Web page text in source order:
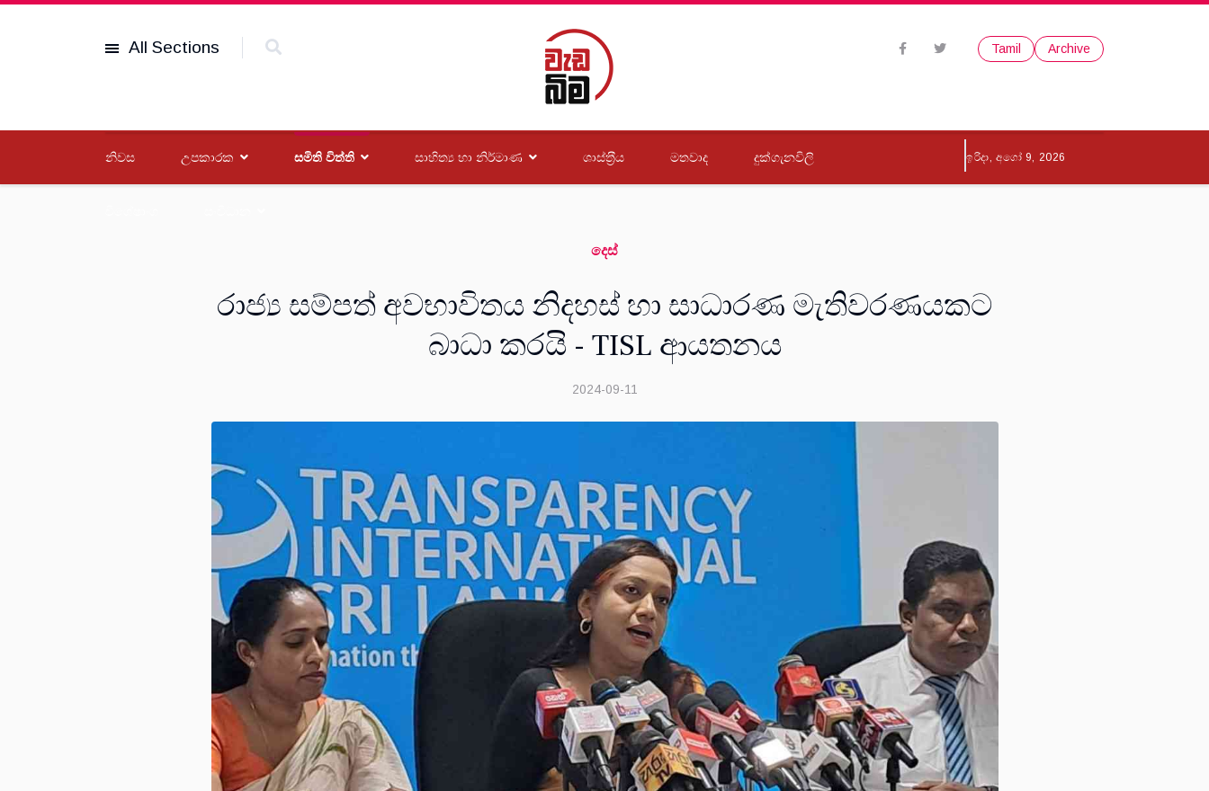
All Sections Tamil Archive
නිවස උපකාරක සමිති විත්ති සාහිත්‍ය හා නිර්මාණ ශාස්ත‍්‍රීය මතවාද දුක්ගැනවිලි ඉරිදා, අගෝ 9, 2026
දෙස්
රාජ්‍ය සම්පත් අවභාවිතය නිදහස් හා සාධාරණ මැතිවරණයකට
බාධා කරයි - TISL ආයතනය
2024-09-11